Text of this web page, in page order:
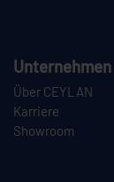
Unternehmen
Über CEYLAN
Karriere
Showroom